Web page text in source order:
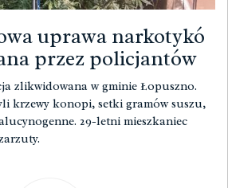
uprawa narkotykó
przez policjantów
zlikwidowana w gminie Łopuszno.
krzewy konopi, setki gramów suszu,
29-letni mieszkaniec